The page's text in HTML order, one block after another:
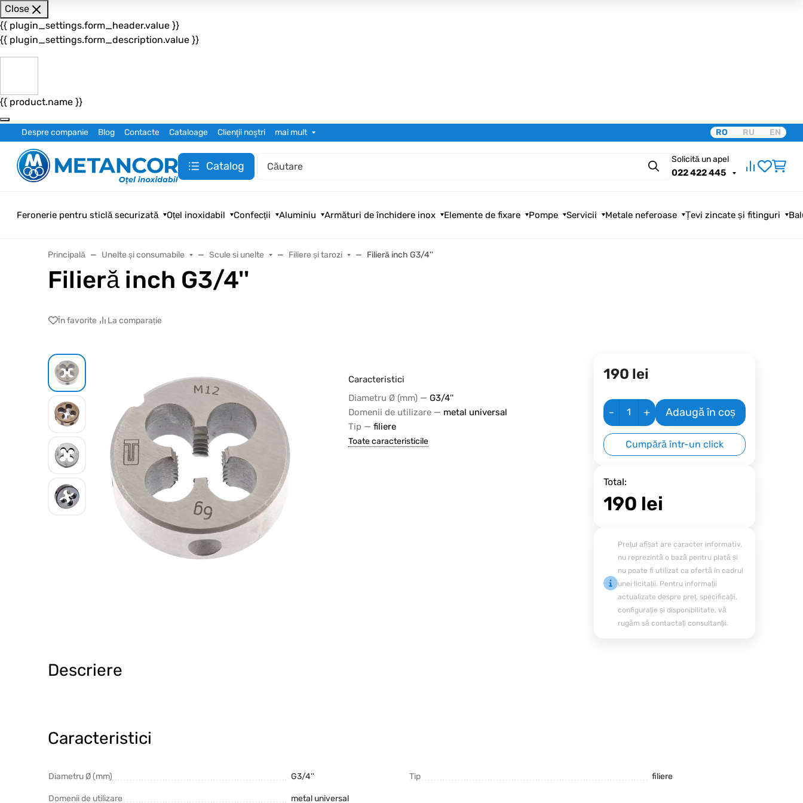
Close
{{ plugin_settings.form_header.value }}
{{ plugin_settings.form_description.value }}
{{ product.name }}
Despre companie Blog Contacte Cataloage Clienţii noştri mai mult RO RU EN
Catalog Căutare
Solicită un apel
022 422 445
Feronerie pentru sticlă securizată Oțel inoxidabil Confecții Aluminiu Armături de închidere inox Elemente de fixare Pompe Servicii Metale neferoase Țevi zincate și fitinguri
Principală Unelte și consumabile Scule si unelte Filiere și tarozi Filieră inch G3/4''
Filieră inch G3/4''
În favorite La comparație
Caracteristici
Diametru Ø (mm) — G3/4''
Domenii de utilizare — metal universal
Tip — filiere
Toate caracteristicile
190 lei
- + Adaugă în coș
Cumpără într-un click
Total:
190 lei
Prețul afișat are caracter informativ,
nu reprezintă o bază pentru plată și
nu poate fi utilizat ca ofertă în cadrul
unei licitații. Pentru informații
actualizate despre preț, specificații,
configurație și disponibilitate, vă
rugăm să contactați consultanții.
Descriere
Caracteristici
Diametru Ø (mm) G3/4''
Domenii de utilizare metal universal
Tip filiere